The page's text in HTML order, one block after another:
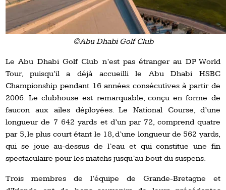
©Abu Dhabi Golf Club
Le Abu Dhabi Golf Club n’est pas étranger au DP World
Tour, puisqu’il a déjà accueilli le Abu Dhabi HSBC
Championship pendant 16 années consécutives à partir de
2006. Le clubhouse est remarquable, conçu en forme de
faucon aux ailes déployées. Le National Course, d’une
longueur de 7 642 yards et d’un par 72, comprend quatre
par 5, le plus court étant le 18, d’une longueur de 562 yards,
qui se joue au-dessus de l’eau et qui constitue une fin
spectaculaire pour les matchs jusqu’au bout du suspens.
Trois membres de l’équipe de Grande-Bretagne et